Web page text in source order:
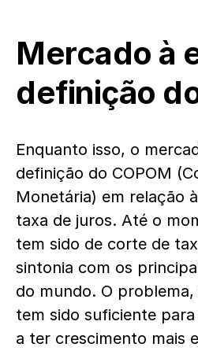
Mercado à
definição
Enquanto isso, o
definição do COPOM
Monetária) em relação
taxa de juros. Até o
tem sido de corte de
sintonia com os
do mundo. O problema,
tem sido suficiente
a ter crescimento mais